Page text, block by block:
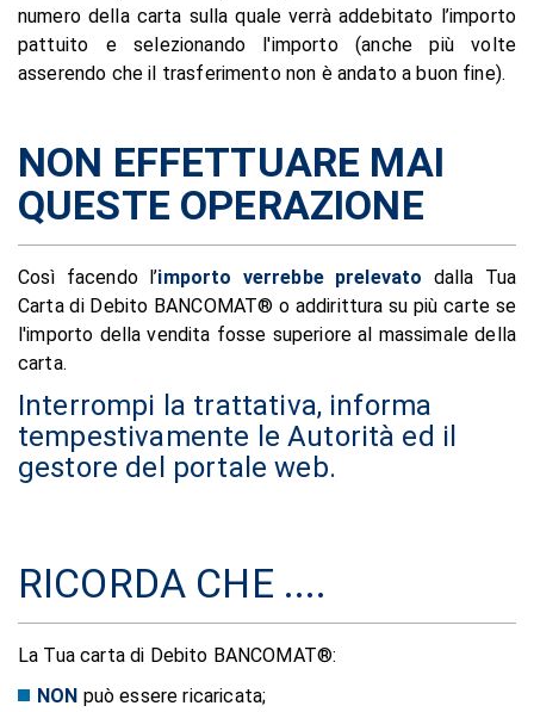
numero della carta sulla quale verrà addebitato l’importo
pattuito e selezionando l'importo (anche più volte
asserendo che il trasferimento non è andato a buon fine).
NON EFFETTUARE MAI
QUESTE OPERAZIONE
Così facendo l’importo verrebbe prelevato dalla Tua
Carta di Debito BANCOMAT® o addirittura su più carte se
l'importo della vendita fosse superiore al massimale della
carta.
Interrompi la trattativa, informa
tempestivamente le Autorità ed il
gestore del portale web.
RICORDA CHE ....
La Tua carta di Debito BANCOMAT®:
NON può essere ricaricata;